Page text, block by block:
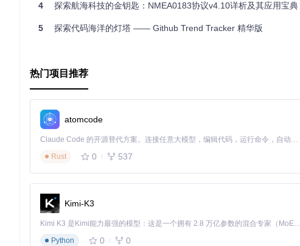
旅游：为海洋爱好者和旅行者提供探索世界灯塔的虚拟之旅。
4、项目特点
实时更新：数据每天夜间从Overpass API提取并更新，确保信息的最
动态模拟：根据OpenStreetMap数据，尽力模拟灯塔的灯光序列，
开源：由Geodienst团队创建，鼓励社区成员参与贡献和改进，共同
4 探索航海科技的金钥匙：NMEA0183协议v4.10详析及其应用宝典
5 探索代码海洋的灯塔 —— Github Trend Tracker 精华版
热门项目推荐
atomcode
Claude Code 的开源替代方案。连接任意大模型，编辑代码，运行命令，自动验证 — 全自动执行。用 Rust 构建，极致性能。 ｜ An open-source alternative to Claude Code. Connect any LLM, edit code, run commands, and verify changes — autonomously. Built in Rust for speed. Get Started
Rust
0 537
Kimi-K3
Kimi K3 是Kimi能力最强的模型：这是一个拥有 2.8 万亿参数的混合专家（MoE）模型，具备原生视觉理解能力，并支持 100 万 token 的上下文窗口。
Python
0 0